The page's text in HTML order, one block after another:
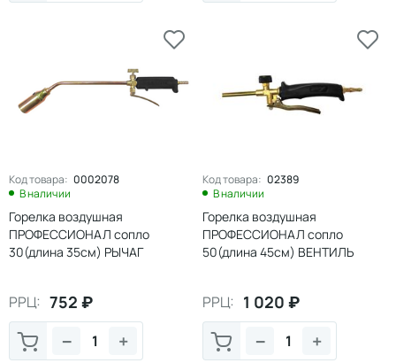
Код товара: 0002078
В наличии
Горелка воздушная
ПРОФЕССИОНАЛ сопло
30(длина 35см) РЫЧАГ
РРЦ: 752 ₽
+
−
Код товара: 02389
В наличии
Горелка воздушная
ПРОФЕССИОНАЛ сопло
50(длина 45см) ВЕНТИЛЬ
РРЦ: 1 020 ₽
+
−